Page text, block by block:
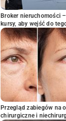
Broker nieruchomości
kursy, aby wejść do
Przegląd zabiegów na
chirurgiczne i